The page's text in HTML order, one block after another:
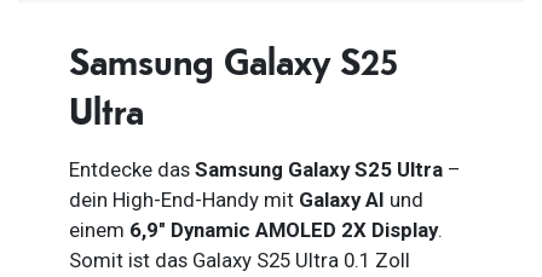
Samsung Galaxy S25
Ultra
Entdecke das Samsung Galaxy S25 Ultra –
dein High-End-Handy mit Galaxy AI und
einem 6,9″ Dynamic AMOLED 2X Display.
Somit ist das Galaxy S25 Ultra 0.1 Zoll